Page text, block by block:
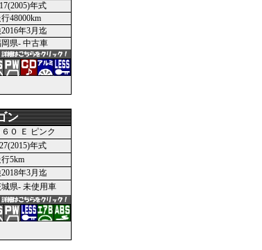
年式
行48000km
年3月迄
県- 中古車
ン
６０ Ｅ ピンク
年式
行5km
年3月迄
県- 未使用車